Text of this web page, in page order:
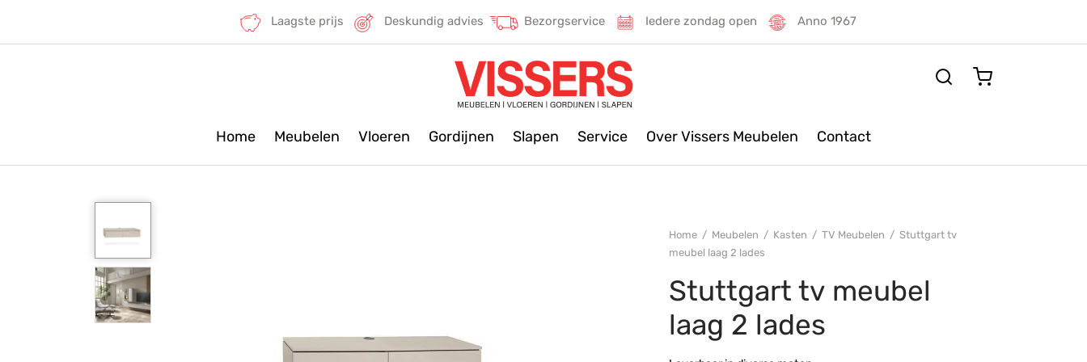
Laagste prijs Deskundig advies Bezorgservice Iedere zondag open Anno 1967
Home Meubelen Vloeren Gordijnen Slapen Service Over Vissers Meubelen Contact
Home / Meubelen / Kasten / TV Meubelen / Stuttgart tv
meubel laag 2 lades
Stuttgart tv meubel
laag 2 lades